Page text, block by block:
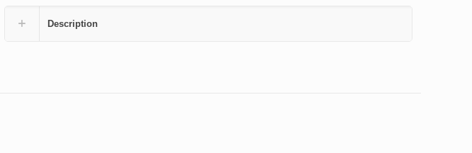
Description